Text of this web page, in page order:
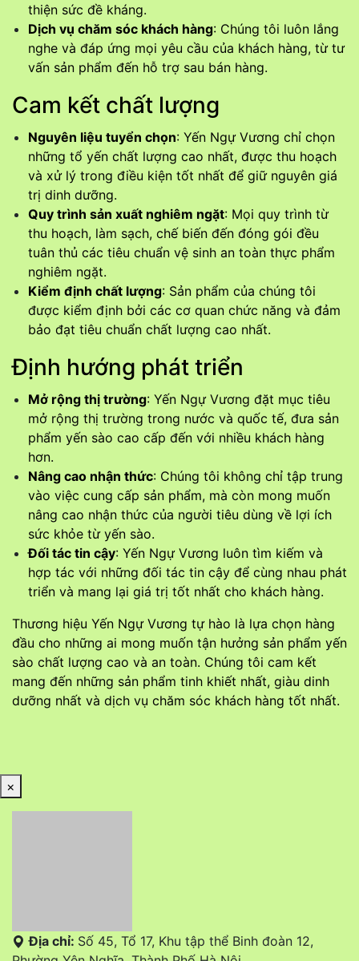
thiện sức đề kháng.
Dịch vụ chăm sóc khách hàng: Chúng tôi luôn lắng
nghe và đáp ứng mọi yêu cầu của khách hàng, từ tư
vấn sản phẩm đến hỗ trợ sau bán hàng.
Cam kết chất lượng
Nguyên liệu tuyển chọn: Yến Ngự Vương chỉ chọn
những tổ yến chất lượng cao nhất, được thu hoạch
và xử lý trong điều kiện tốt nhất để giữ nguyên giá
trị dinh dưỡng.
Quy trình sản xuất nghiêm ngặt: Mọi quy trình từ
thu hoạch, làm sạch, chế biến đến đóng gói đều
tuân thủ các tiêu chuẩn vệ sinh an toàn thực phẩm
nghiêm ngặt.
Kiểm định chất lượng: Sản phẩm của chúng tôi
được kiểm định bởi các cơ quan chức năng và đảm
bảo đạt tiêu chuẩn chất lượng cao nhất.
Định hướng phát triển
Mở rộng thị trường: Yến Ngự Vương đặt mục tiêu
mở rộng thị trường trong nước và quốc tế, đưa sản
phẩm yến sào cao cấp đến với nhiều khách hàng
hơn.
Nâng cao nhận thức: Chúng tôi không chỉ tập trung
vào việc cung cấp sản phẩm, mà còn mong muốn
nâng cao nhận thức của người tiêu dùng về lợi ích
sức khỏe từ yến sào.
Đối tác tin cậy: Yến Ngự Vương luôn tìm kiếm và
hợp tác với những đối tác tin cậy để cùng nhau phát
triển và mang lại giá trị tốt nhất cho khách hàng.
Thương hiệu Yến Ngự Vương tự hào là lựa chọn hàng
đầu cho những ai mong muốn tận hưởng sản phẩm yến
sào chất lượng cao và an toàn. Chúng tôi cam kết
mang đến những sản phẩm tinh khiết nhất, giàu dinh
dưỡng nhất và dịch vụ chăm sóc khách hàng tốt nhất.
×
Địa chỉ: Số 45, Tổ 17, Khu tập thể Binh đoàn 12,